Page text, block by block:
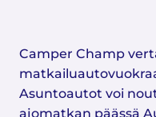
Camper Champ
Asuntoautot voi
ajomatkan päässä